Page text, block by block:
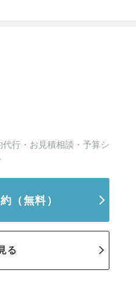
行・お見積相談・予算シ
（無料）
る